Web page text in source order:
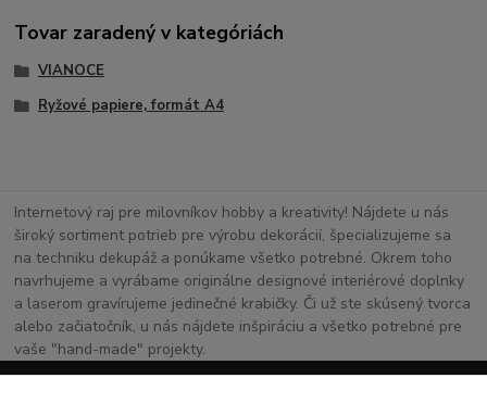
Tovar zaradený v kategóriách
VIANOCE
Ryžové papiere, formát A4
Internetový raj pre milovníkov hobby a kreativity! Nájdete u nás
široký sortiment potrieb pre výrobu dekorácií, špecializujeme sa
na techniku dekupáž a ponúkame všetko potrebné. Okrem toho
navrhujeme a vyrábame originálne designové interiérové doplnky
a laserom gravírujeme jedinečné krabičky. Či už ste skúsený tvorca
alebo začiatočník, u nás nájdete inšpiráciu a všetko potrebné pre
vaše "hand-made" projekty.